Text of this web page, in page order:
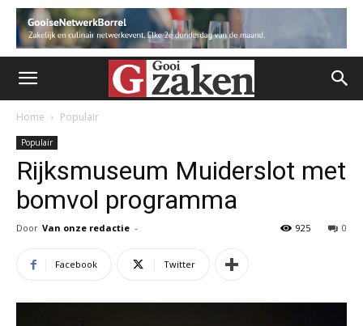
Home Populair
Populair
Rijksmuseum Muiderslot met
bomvol programma
Door Van onze redactie - 0
925
Facebook Twitter